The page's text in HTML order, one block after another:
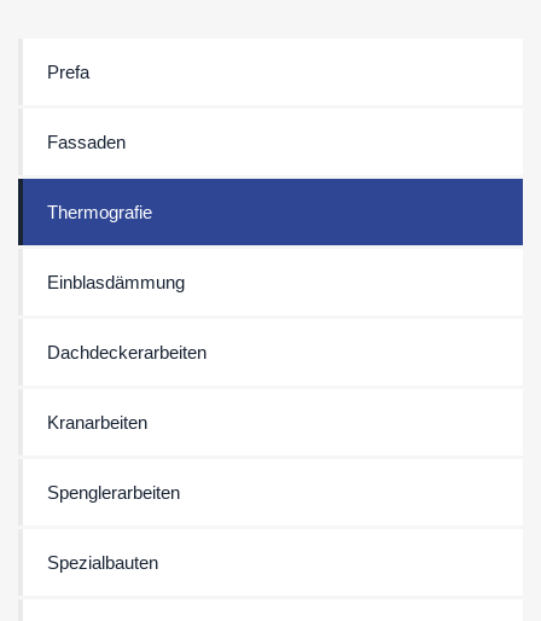
Prefa
Fassaden
Thermografie
Einblasdämmung
Dachdeckerarbeiten
Kranarbeiten
Spenglerarbeiten
Spezialbauten